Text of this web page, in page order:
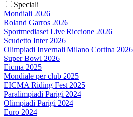
Speciali
Mondiali 2026
Roland Garros 2026
Sportmediaset Live Riccione 2026
Scudetto Inter 2026
Olimpiadi Invernali Milano Cortina 2026
Super Bowl 2026
Eicma 2025
Mondiale per club 2025
EICMA Riding Fest 2025
Paralimpiadi Parigi 2024
Olimpiadi Parigi 2024
Euro 2024